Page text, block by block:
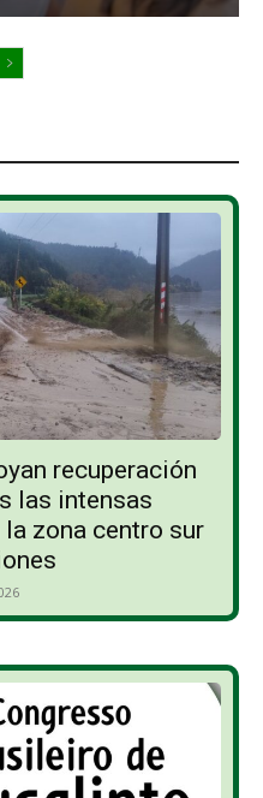
recuperación
las intensas
zona centro sur